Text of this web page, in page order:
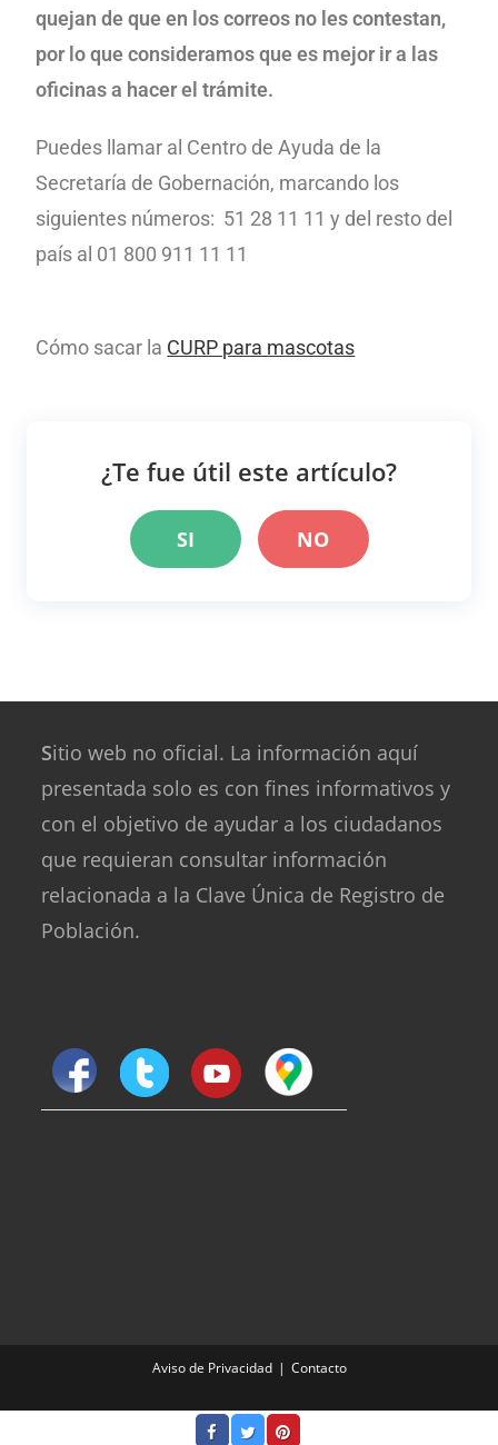
quejan de que en los correos no les contestan,
por lo que consideramos que es mejor ir a las
oficinas a hacer el trámite.
Puedes llamar al Centro de Ayuda de la
Secretaría de Gobernación, marcando los
siguientes números: 51 28 11 11 y del resto del
país al 01 800 911 11 11
Cómo sacar la CURP para mascotas
¿Te fue útil este artículo?
SI NO
Sitio web no oficial. La información aquí
presentada solo es con fines informativos y
con el objetivo de ayudar a los ciudadanos
que requieran consultar información
relacionada a la Clave Única de Registro de
Población.
Aviso de Privacidad Contacto